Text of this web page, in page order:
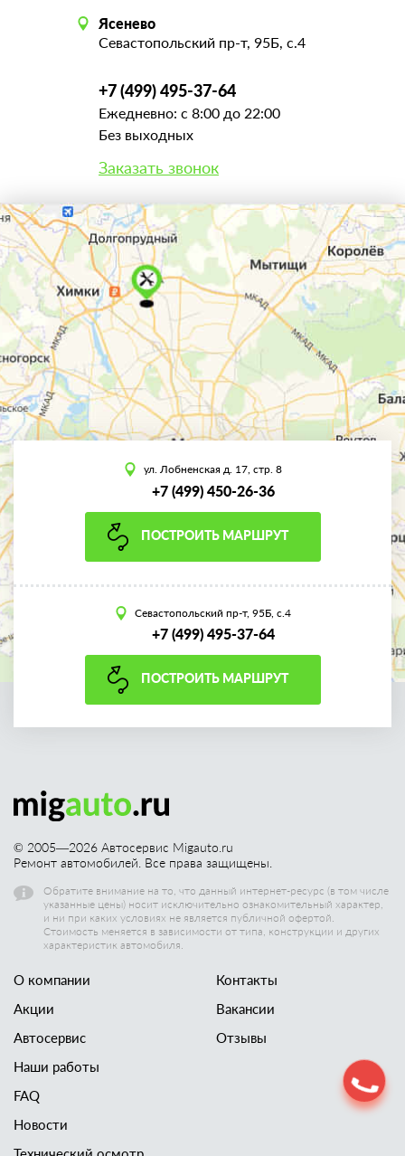
Ясенево
Севастопольский пр-т, 95Б, с.4
+7 (499) 495-37-64
Ежедневно: с 8:00 до 22:00
Без выходных
Заказать звонок
ул. Лобненская д. 17, стр. 8
+7 (499) 450-26-36
ПОСТРОИТЬ МАРШРУТ
Севастопольский пр-т, 95Б, с.4
+7 (499) 495-37-64
ПОСТРОИТЬ МАРШРУТ
© 2005—2026 Автосервис Migauto.ru
Ремонт автомобилей. Все права защищены.
Обратите внимание на то, что данный интернет-ресурс (в том числе
указанные цены) носит исключительно ознакомительный характер,
и ни при каких условиях не является публичной офертой.
Стоимость меняется в зависимости от типа, конструкции и других
характеристик автомобиля.
О компании
Акции
Автосервис
Наши работы
Контакты
Вакансии
Отзывы
FAQ
Новости